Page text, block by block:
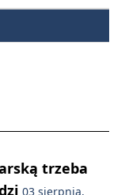
trzeba
03 sierpnia,